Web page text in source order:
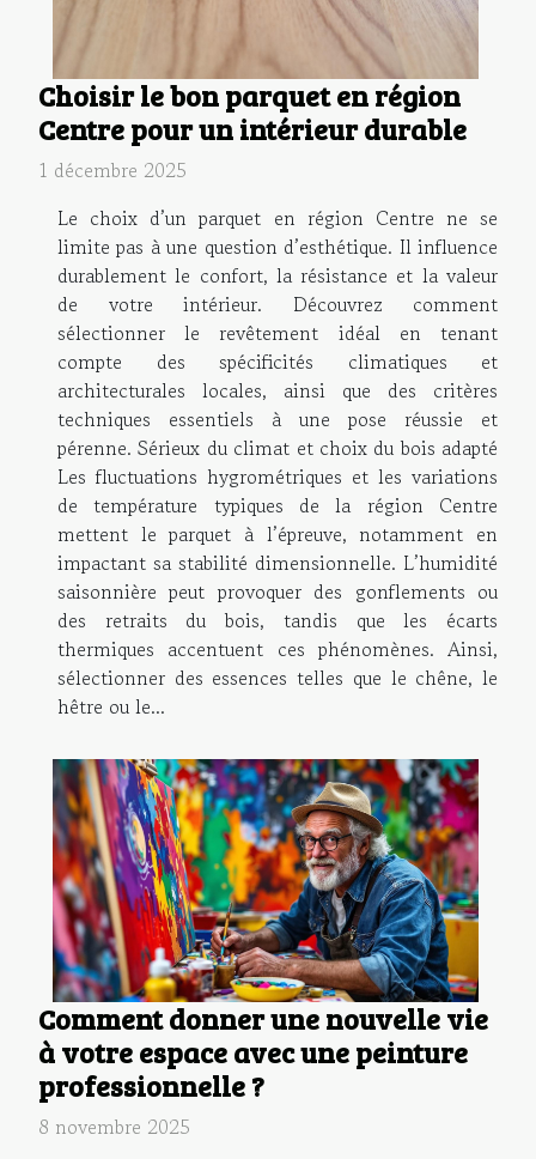
Choisir le bon parquet en région
Centre pour un intérieur durable
1 décembre 2025
Le choix d’un parquet en région Centre ne se
limite pas à une question d’esthétique. Il influence
durablement le confort, la résistance et la valeur
de votre intérieur. Découvrez comment
sélectionner le revêtement idéal en tenant
compte des spécificités climatiques et
architecturales locales, ainsi que des critères
techniques essentiels à une pose réussie et
pérenne. Sérieux du climat et choix du bois adapté
Les fluctuations hygrométriques et les variations
de température typiques de la région Centre
mettent le parquet à l’épreuve, notamment en
impactant sa stabilité dimensionnelle. L’humidité
saisonnière peut provoquer des gonflements ou
des retraits du bois, tandis que les écarts
thermiques accentuent ces phénomènes. Ainsi,
sélectionner des essences telles que le chêne, le
hêtre ou le...
Comment donner une nouvelle vie
à votre espace avec une peinture
professionnelle ?
8 novembre 2025